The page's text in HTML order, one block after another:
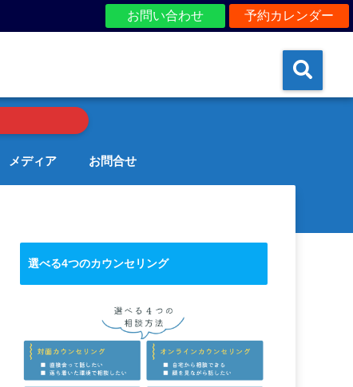
予約カレンダー
お問い合わせ
メディア お問合せ
選べる4つのカウンセリング